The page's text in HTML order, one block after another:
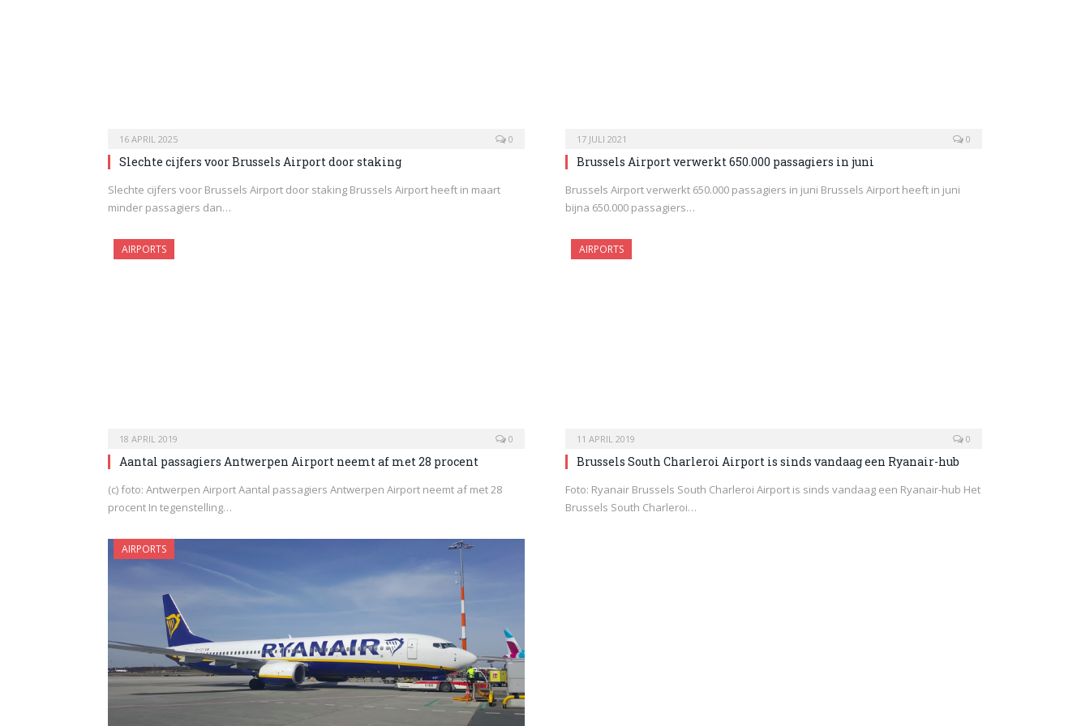
16 APRIL 2025 0
Slechte cijfers voor Brussels Airport door staking
Slechte cijfers voor Brussels Airport door staking Brussels Airport heeft in maart
minder passagiers dan…
17 JULI 2021 0
Brussels Airport verwerkt 650.000 passagiers in juni
Brussels Airport verwerkt 650.000 passagiers in juni Brussels Airport heeft in juni
bijna 650.000 passagiers…
AIRPORTS
18 APRIL 2019 0
Aantal passagiers Antwerpen Airport neemt af met 28 procent
(c) foto: Antwerpen Airport Aantal passagiers Antwerpen Airport neemt af met 28
procent In tegenstelling…
AIRPORTS
11 APRIL 2019 0
Brussels South Charleroi Airport is sinds vandaag een Ryanair-hub
Foto: Ryanair Brussels South Charleroi Airport is sinds vandaag een Ryanair-hub Het
Brussels South Charleroi…
AIRPORTS